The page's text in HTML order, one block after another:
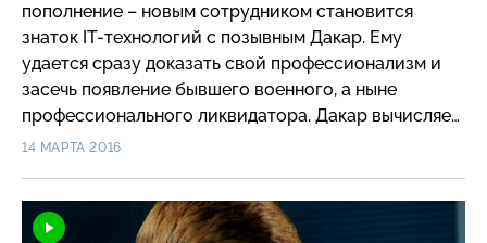
пополнение – новым сотрудником становится
знаток IT-технологий с позывным Дакар. Ему
удается сразу доказать свой профессионализм и
засечь появление бывшего военного, а ныне
профессионального ликвидатора. Дакар вычисляет
его связь с известным террористом, который
поручает его охрану своим бойцам.
14 МАРТА 2016